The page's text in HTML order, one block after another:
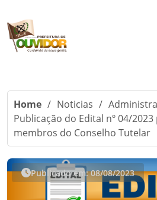
Home / Noticias /
Publicação do Edital nº 04/
membros do Conselho Tutelar
Publicado em: 08/08/2023